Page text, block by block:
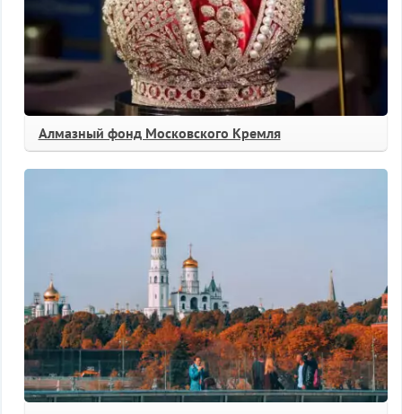
Алмазный фонд Московского Кремля